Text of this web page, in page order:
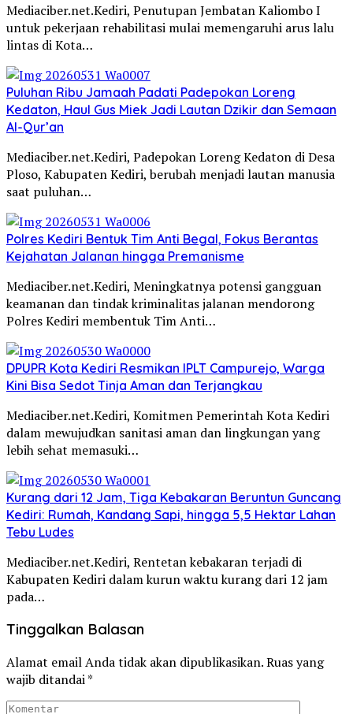
Mediaciber.net.Kediri, Penutupan Jembatan Kaliombo I
untuk pekerjaan rehabilitasi mulai memengaruhi arus lalu
lintas di Kota…
Puluhan Ribu Jamaah Padati Padepokan Loreng
Kedaton, Haul Gus Miek Jadi Lautan Dzikir dan Semaan
Al-Qur’an
Mediaciber.net.Kediri, Padepokan Loreng Kedaton di Desa
Ploso, Kabupaten Kediri, berubah menjadi lautan manusia
saat puluhan…
Polres Kediri Bentuk Tim Anti Begal, Fokus Berantas
Kejahatan Jalanan hingga Premanisme
Mediaciber.net.Kediri, Meningkatnya potensi gangguan
keamanan dan tindak kriminalitas jalanan mendorong
Polres Kediri membentuk Tim Anti…
DPUPR Kota Kediri Resmikan IPLT Campurejo, Warga
Kini Bisa Sedot Tinja Aman dan Terjangkau
Mediaciber.net.Kediri, Komitmen Pemerintah Kota Kediri
dalam mewujudkan sanitasi aman dan lingkungan yang
lebih sehat memasuki…
Kurang dari 12 Jam, Tiga Kebakaran Beruntun Guncang
Kediri: Rumah, Kandang Sapi, hingga 5,5 Hektar Lahan
Tebu Ludes
Mediaciber.net.Kediri, Rentetan kebakaran terjadi di
Kabupaten Kediri dalam kurun waktu kurang dari 12 jam
pada…
Tinggalkan Balasan
Alamat email Anda tidak akan dipublikasikan.Ruas yang
wajib ditandai*